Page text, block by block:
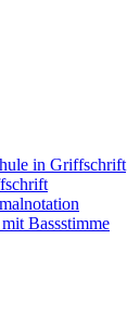
in Griffschrift
Bassstimme